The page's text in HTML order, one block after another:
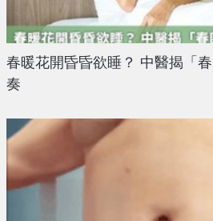
春暖花開昏昏欲睡？ 中醫揭「
奏